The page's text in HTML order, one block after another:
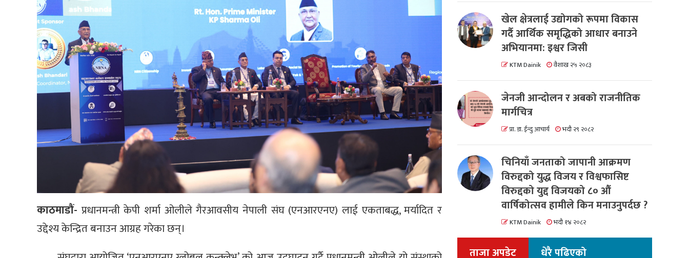
काठमाडौं- प्रधानमन्त्री केपी शर्मा ओलीले गैरआवसीय नेपाली संघ (एनआरएनए) लाई एकताबद्ध, मर्यादित र
उद्देश्य केन्द्रित बनाउन आग्रह गरेका छन्।
खेल क्षेत्रलाई उद्योगको रूपमा विकास
गर्दै आर्थिक समृद्धिको आधार बनाउने
अभियानमा: इश्वर जिसी
KTM Dainik वैशाख २५ २०८३
जेनजी आन्दोलन र अबको राजनीतिक
मार्गचित्र
प्रा. डा. ईन्दु आचार्य भदौ २९ २०८२
चिनियाँ जनताको जापानी आक्रमण
विरुद्दको युद्ध विजय र विश्वफासिष्ट
विरुद्दको युद्द विजयको ८० औं
वार्षिकोत्सव हामीले किन मनाउनुपर्दछ ?
KTM Dainik भदौ १४ २०८२
ताजा अपडेट धेरै पढिएको